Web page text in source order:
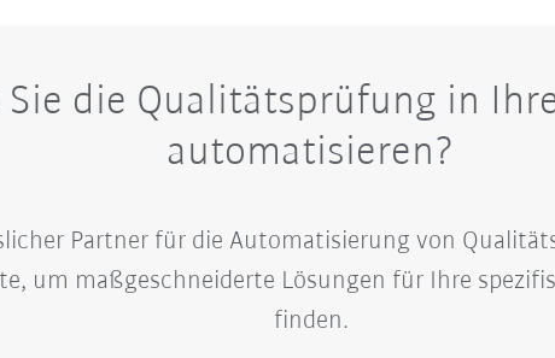
Sie die Qualitätsprüfung in
automatisieren?
Partner für die Automatisierung von
um maßgeschneiderte Lösungen für Ihre
finden.